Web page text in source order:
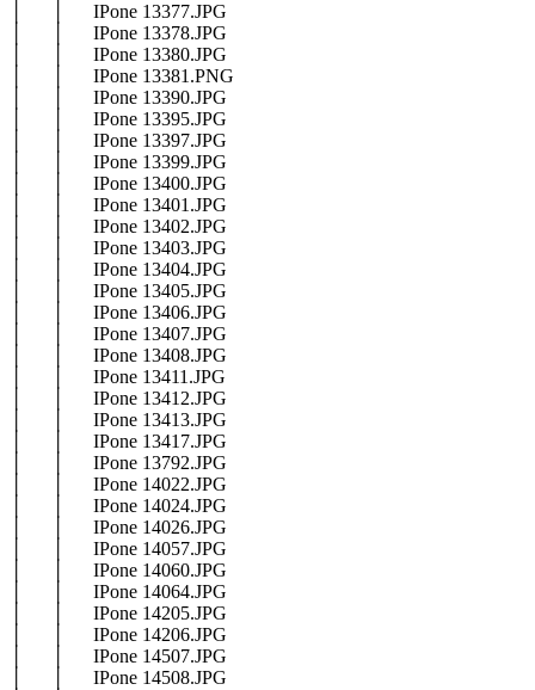
│ │ IPone 13377.JPG
│ │ IPone 13378.JPG
│ │ IPone 13380.JPG
│ │ IPone 13381.PNG
│ │ IPone 13390.JPG
│ │ IPone 13395.JPG
│ │ IPone 13397.JPG
│ │ IPone 13399.JPG
│ │ IPone 13400.JPG
│ │ IPone 13401.JPG
│ │ IPone 13402.JPG
│ │ IPone 13403.JPG
│ │ IPone 13404.JPG
│ │ IPone 13405.JPG
│ │ IPone 13406.JPG
│ │ IPone 13407.JPG
│ │ IPone 13408.JPG
│ │ IPone 13411.JPG
│ │ IPone 13412.JPG
│ │ IPone 13413.JPG
│ │ IPone 13417.JPG
│ │ IPone 13792.JPG
│ │ IPone 14022.JPG
│ │ IPone 14024.JPG
│ │ IPone 14026.JPG
│ │ IPone 14057.JPG
│ │ IPone 14060.JPG
│ │ IPone 14064.JPG
│ │ IPone 14205.JPG
│ │ IPone 14206.JPG
│ │ IPone 14507.JPG
│ │ IPone 14508.JPG